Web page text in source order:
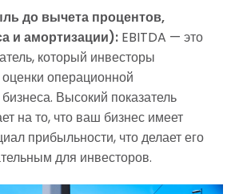
до вычета процентов,
и амортизации): EBITDA — это
который инвесторы
операционной
Высокий показатель
на то, что ваш бизнес имеет
прибыльности, что делает его
для инвесторов.